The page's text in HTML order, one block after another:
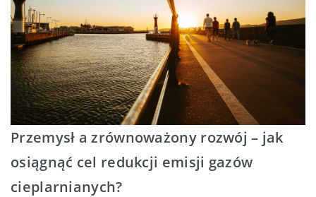
Przemysł a zrównoważony rozwój – jak
osiągnąć cel redukcji emisji gazów
cieplarnianych?